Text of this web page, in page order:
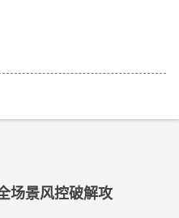
场景风控破解攻